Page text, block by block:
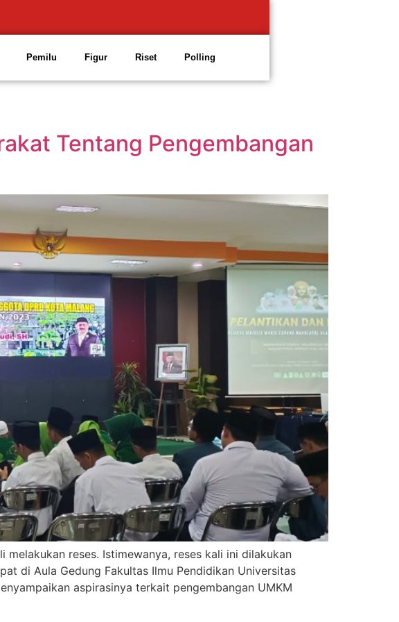
Pemilu Figur Riset Polling
Tentang Pengembangan
melakukan reses. Istimewanya, reses kali ini dilakukan
di Aula Gedung Fakultas Ilmu Pendidikan Universitas
aspirasinya terkait pengembangan UMKM